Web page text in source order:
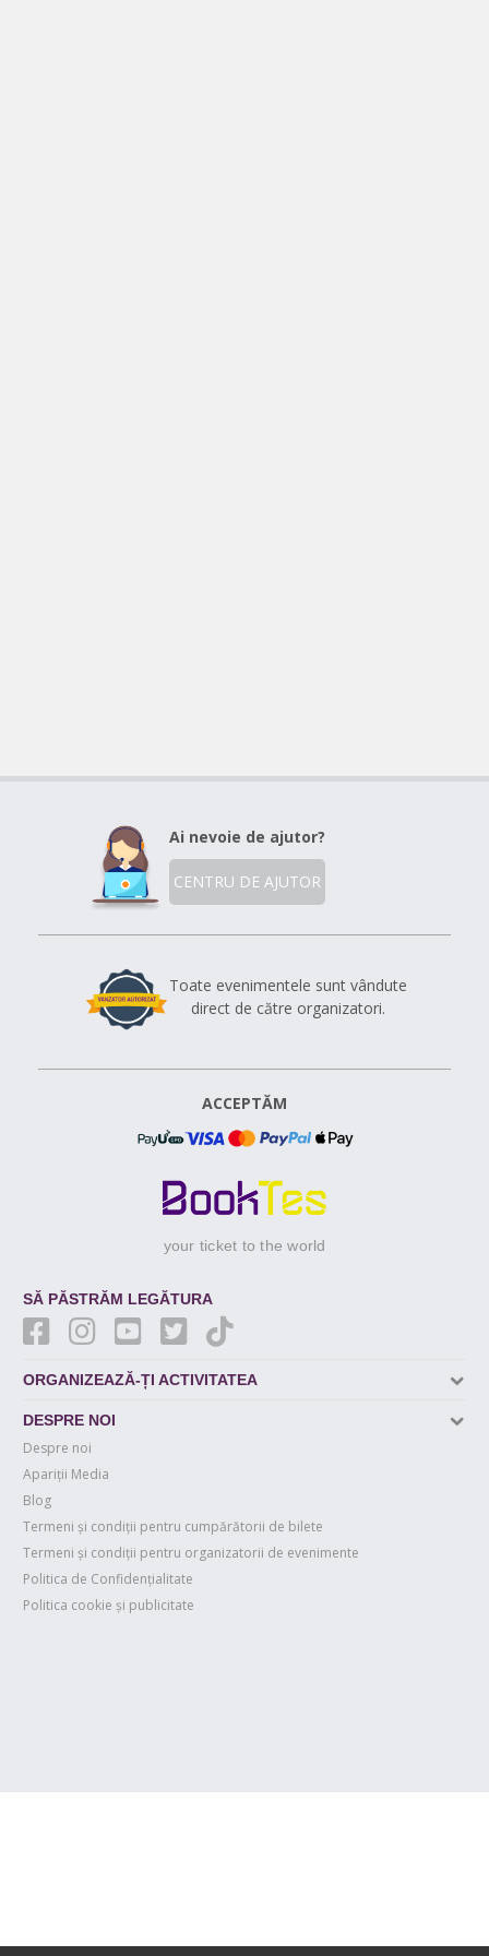
Ai nevoie de ajutor?
CENTRU DE AJUTOR
Toate evenimentele sunt vândute
direct de către organizatori.
ACCEPTĂM
your ticket to the world
SĂ PĂSTRĂM LEGĂTURA
ORGANIZEAZĂ-ȚI ACTIVITATEA
DESPRE NOI
Despre noi
Apariții Media
Blog
Termeni și condiții pentru cumpărătorii de bilete
Termeni și condiții pentru organizatorii de evenimente
Politica de Confidențialitate
Politica cookie și publicitate